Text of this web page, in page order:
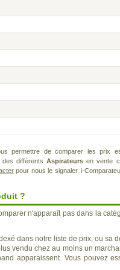
permettre de comparer les prix
des différentsAspirateurs en vente
pour nous le signaler. i-
?
n'apparaît pas dans la
dans notre liste de prix, ou sa
vendu chez au moins un
apparaissent. Vous pouvez